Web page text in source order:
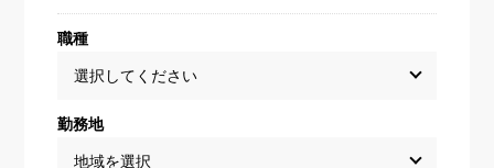
職種
勤務地